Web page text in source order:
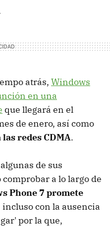
atrás, Windows
en una
que llegará en el
de enero, así como
redes CDMA.
de sus
a lo largo de
Phone 7 promete
incluso con la ausencia
por la que,